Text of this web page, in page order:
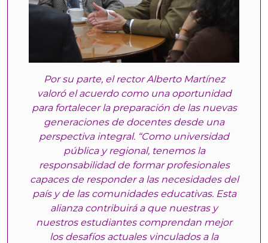
Por su parte, el rector Alberto Martínez
valoró el acuerdo como una oportunidad
para fortalecer la preparación de las nuevas
generaciones de docentes desde una
perspectiva integral. “Como universidad
pública y regional, tenemos la
responsabilidad de formar profesionales
capaces de responder a las necesidades del
país y de las comunidades educativas. Esta
alianza contribuirá a que nuestras y
nuestros estudiantes comprendan mejor
los desafíos actuales vinculados a la